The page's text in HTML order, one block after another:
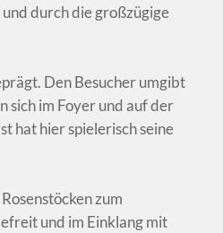
durch die großzügige
Den Besucher umgibt
sich im Foyer und auf der
hat hier spielerisch seine
zum
und im Einklang mit